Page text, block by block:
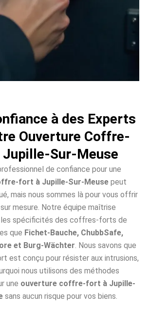
à des Experts
Ouverture Coffre-
Jupille-Sur-Meuse
de confiance pour une
fort à Jupille-Sur-Meuse peut
mais nous sommes là pour vous offrir
mesure. Notre équipe maîtrise
spécificités des coffres-forts de
que Fichet-Bauche, ChubbSafe,
et Burg-Wächter . Nous savons que
est conçu pour résister aux intrusions,
nous utilisons des méthodes
une ouverture coffre-fort à Jupille-
sans aucun risque pour vos biens.